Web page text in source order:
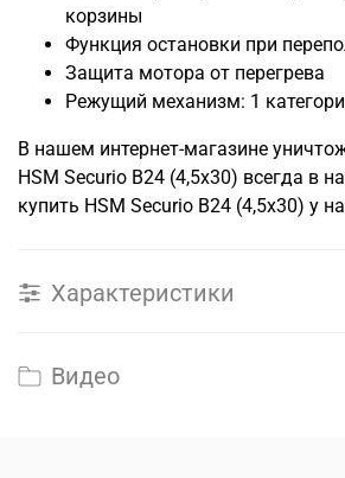
корзины
Функция остановки при
Защита мотора от перегрева
Режущий механизм: 1
В нашем интернет-магазине
HSM Securio B24 (4,5x30) всегда в
купить HSM Securio B24 (4,5x30) у
Характеристики
Видео